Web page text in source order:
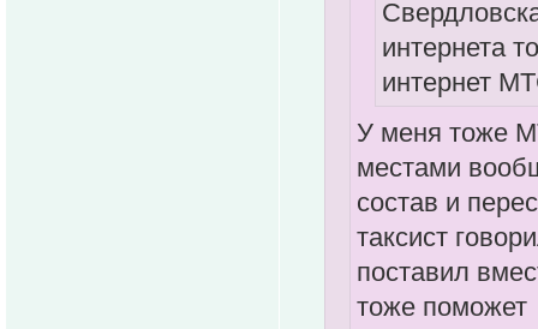
интернета
интернет
У меня тоже
местами
состав и
таксист
поставил
тоже поможет